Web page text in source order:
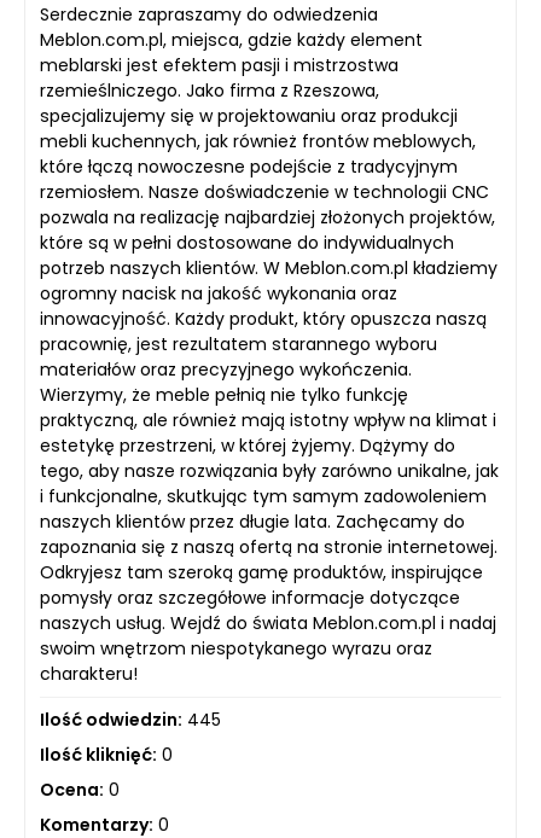
Serdecznie zapraszamy do odwiedzenia
Meblon.com.pl, miejsca, gdzie każdy element
meblarski jest efektem pasji i mistrzostwa
rzemieślniczego. Jako firma z Rzeszowa,
specjalizujemy się w projektowaniu oraz produkcji
mebli kuchennych, jak również frontów meblowych,
które łączą nowoczesne podejście z tradycyjnym
rzemiosłem. Nasze doświadczenie w technologii CNC
pozwala na realizację najbardziej złożonych projektów,
które są w pełni dostosowane do indywidualnych
potrzeb naszych klientów. W Meblon.com.pl kładziemy
ogromny nacisk na jakość wykonania oraz
innowacyjność. Każdy produkt, który opuszcza naszą
pracownię, jest rezultatem starannego wyboru
materiałów oraz precyzyjnego wykończenia.
Wierzymy, że meble pełnią nie tylko funkcję
praktyczną, ale również mają istotny wpływ na klimat i
estetykę przestrzeni, w której żyjemy. Dążymy do
tego, aby nasze rozwiązania były zarówno unikalne, jak
i funkcjonalne, skutkując tym samym zadowoleniem
naszych klientów przez długie lata. Zachęcamy do
zapoznania się z naszą ofertą na stronie internetowej.
Odkryjesz tam szeroką gamę produktów, inspirujące
pomysły oraz szczegółowe informacje dotyczące
naszych usług. Wejdź do świata Meblon.com.pl i nadaj
swoim wnętrzom niespotykanego wyrazu oraz
charakteru!
Ilość odwiedzin: 445
Ilość kliknięć: 0
Ocena: 0
Komentarzy: 0